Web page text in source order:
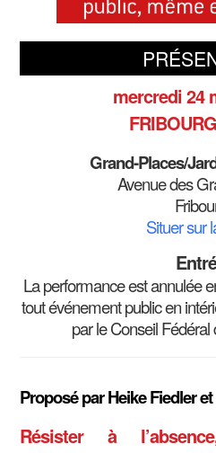
mercredi 24
Grand-Places/
Avenue des
Situer sur
La performance est annulée
tout événement public en
par le Conseil
Proposé par Heike Fiedler
Résister à